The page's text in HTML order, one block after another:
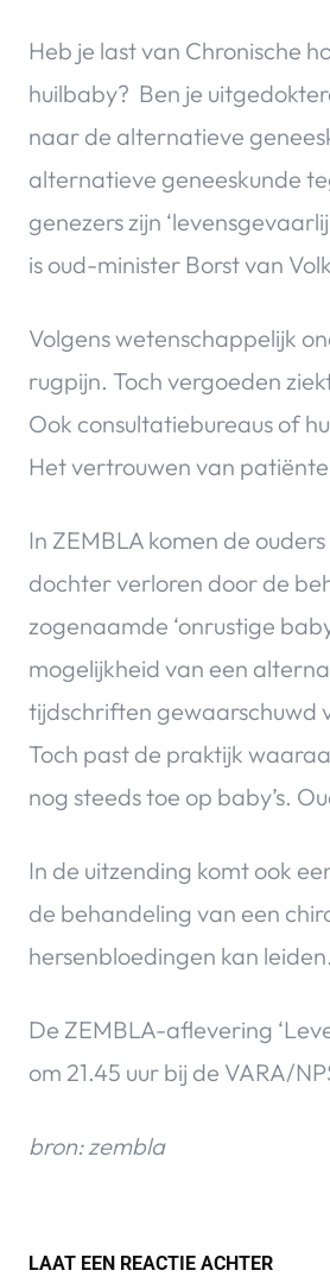
Heb je last van Chronische
huilbaby? Ben je
naar de alternatieve
alternatieve geneeskunde
genezers zijn
is oud-minister Borst van
Volgens wetenschappelijk
rugpijn. Toch vergoeden
Ook consultatiebureaus of
Het vertrouwen van
In ZEMBLA komen de
dochter verloren door de
zogenaamde ‘onrustige
mogelijkheid van een
tijdschriften gewaarschuwd
Toch past de praktijk
nog steeds toe op baby’s.
In de uitzending komt ook
de behandeling van een
hersenbloedingen kan leiden.
De ZEMBLA-aflevering
om 21.45 uur bij de VARA/
bron: zembla
LAAT EEN REACTIE ACHTER